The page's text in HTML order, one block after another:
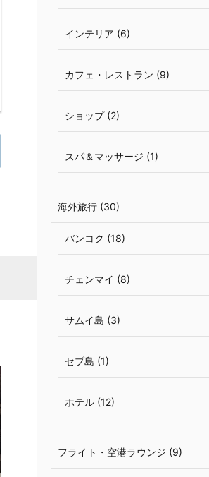
インテリア (6)
カフェ・レストラン (9)
ショップ (2)
スパ＆マッサージ (1)
海外旅行 (30)
バンコク (18)
チェンマイ (8)
サムイ島 (3)
セブ島 (1)
ホテル (12)
フライト・空港ラウンジ (9)